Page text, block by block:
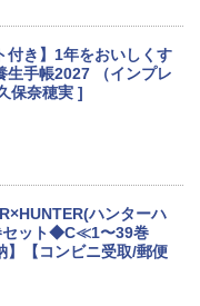
東芝 TOSHIBA DYNAB
B65/DN SSD256GB
i5 Windows 11 Pro 中
品 送料無料 中古ノー
ソコン ノートパソコン
付き
倍｜レッツノート｜
H&B付き｜中古
office付｜
AIO 21.5インチ 第1
モリ16GB Nvme M.2 S
付き Webカメラ WiFi
一体型 中古パソコ
トップパソコン一体型
Office付き 24型フルH
クトップパソコン Core
16GB SSD512GB US
イ 修理交換用液晶パネ
ー 液晶ディスプレイ 2
1080P フルHD 非光沢
VGA/HDMI1.4 ブ
リッカーレス VESA対
対応 4000:1コントラ
PCモニター KTC H24
付き】1年をおいしくす
生手帳2027 （インプレ
保奈穂実 ]
ハンターハ
セット◆C≪1〜39巻
】【コンビニ受取/郵便